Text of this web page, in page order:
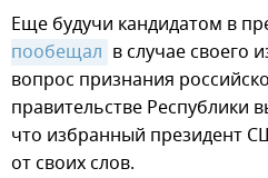
Еще будучи кандидатом в
пообещал в случае своего
вопрос признания
правительстве Республики
что избранный президент
от своих слов.